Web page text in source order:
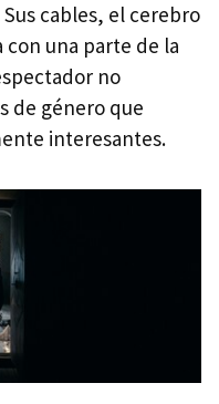
cables, el cerebro
con una parte de la
no
de género que
interesantes.